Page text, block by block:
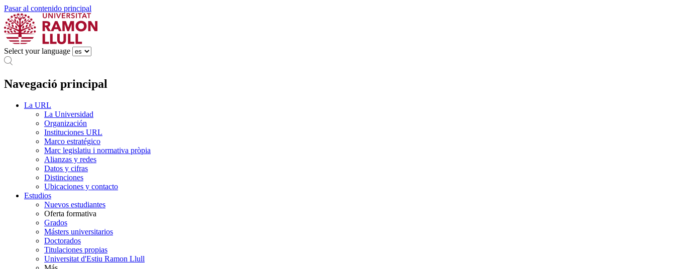
Pasar al contenido principal
Select your language
Navegació principal
La URL
La Universidad
Organización
Instituciones URL
Marco estratégico
Marc legislatiu i normativa pròpia
Alianzas y redes
Datos y cifras
Distinciones
Ubicaciones y contacto
Estudios
Nuevos estudiantes
Oferta formativa
Grados
Másters universitarios
Doctorados
Titulaciones propias
Universitat d'Estiu Ramon Llull